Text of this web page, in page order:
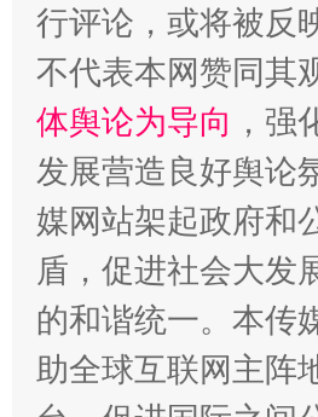
行评论，或将被反
不代表本网赞同其
体舆论为导向 ，
发展营造良好舆论
媒网站架起政府和
盾，促进社会大发
的和谐统一。本传
助全球互联网主阵